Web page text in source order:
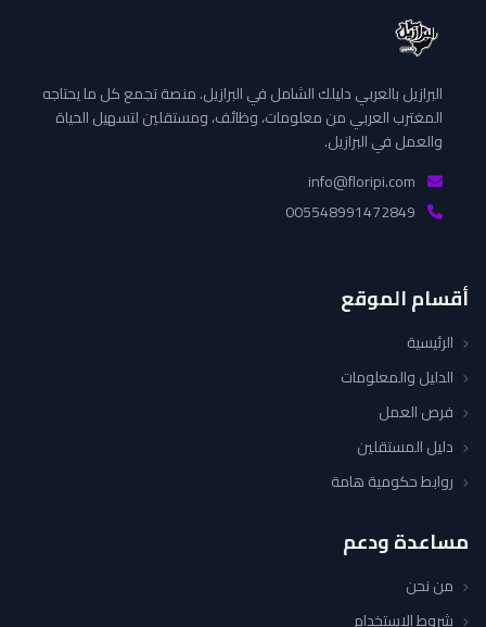
البرازيل بالعربي دليلك الشامل في البرازيل. منصة تجمع كل ما يحتاجه
المغترب العربي من معلومات، وظائف، ومستقلين لتسهيل الحياة
والعمل في البرازيل.
أقسام الموقع
الرئيسية
الدليل والمعلومات
فرص العمل
دليل المستقلين
روابط حكومية هامة
مساعدة ودعم
من نحن
شروط الاستخدام